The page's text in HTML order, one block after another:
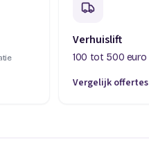
Verhuislift
100 tot 500 euro
Vergelijk offertes
(opent in een